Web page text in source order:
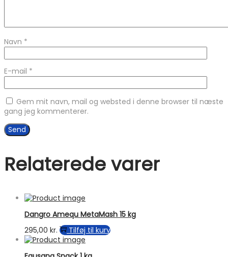
Navn *
E-mail *
Gem mit navn, mail og websted i denne browser til næste
gang jeg kommenterer.
Relaterede varer
Dangro Amequ MetaMash 15 kg
295,00 kr. Tilføj til kurv